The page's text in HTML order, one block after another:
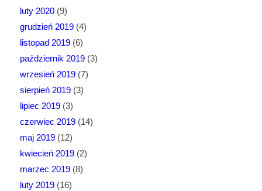
luty 2020(9)
grudzień 2019(4)
listopad 2019(6)
październik 2019(3)
wrzesień 2019(7)
sierpień 2019(3)
lipiec 2019(3)
czerwiec 2019(14)
maj 2019(12)
kwiecień 2019(2)
marzec 2019(8)
luty 2019(16)